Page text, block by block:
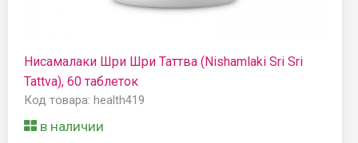
Нисамалаки Шри Шри Таттва (Nishamlaki Sri Sri
Tattva), 60 таблеток
Код товара: health419
в наличии